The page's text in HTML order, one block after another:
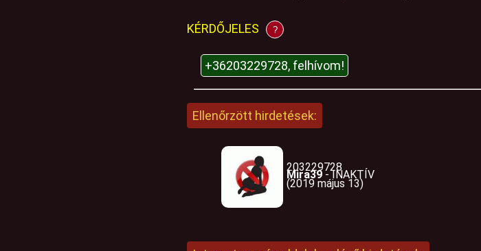
KÉRDŐJELES ?
+36203229728, felhívom!
Ellenőrzött hirdetések:
Mira39 - INAKTÍV
203229728
(2019 május 13)